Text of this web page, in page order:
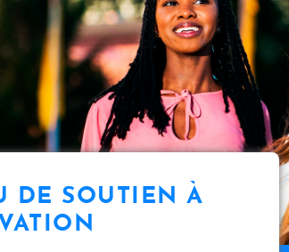
DE SOUTIEN À